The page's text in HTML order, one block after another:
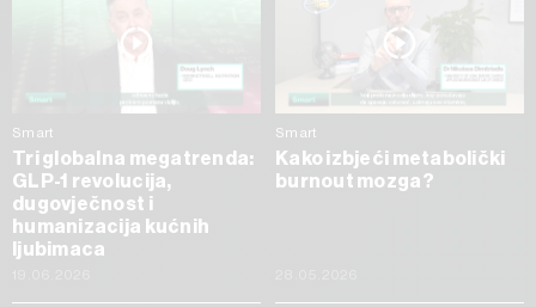
Smart
Tri globalna megatrenda:
GLP-1 revolucija,
dugovječnost i
humanizacija kućnih
ljubimaca
Smart
Kako izbjeći metabolički
burnout mozga?